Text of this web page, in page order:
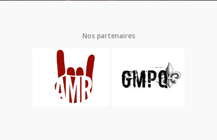
Nos partenaires